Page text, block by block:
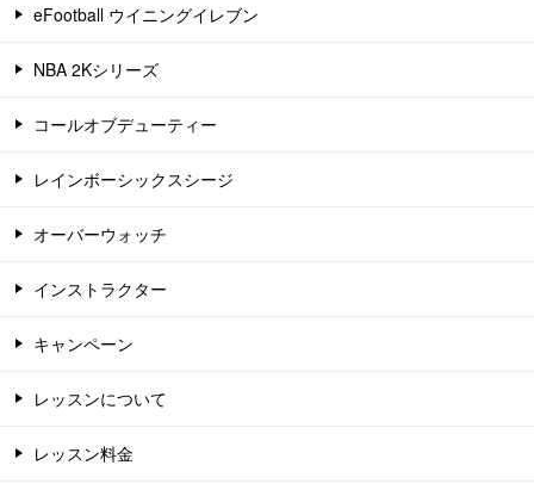
eFootball ウイニングイレブン
NBA 2Kシリーズ
コールオブデューティー
レインボーシックスシージ
オーバーウォッチ
インストラクター
キャンペーン
レッスンについて
レッスン料金